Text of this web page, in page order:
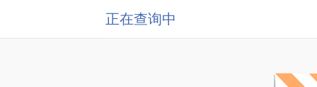
正在查询中